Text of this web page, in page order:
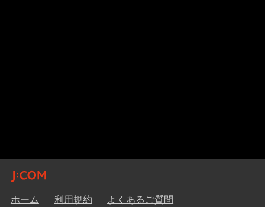
ホーム 利用規約 よくあるご質問